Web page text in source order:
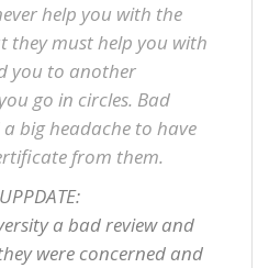
help you with the
they must help you with
you to another
go in circles. Bad
big headache to have
from them.
UPPDATE:
a bad review and
were concerned and